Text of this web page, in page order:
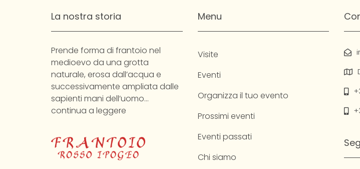
La nostra storia
Prende forma di frantoio nel
medioevo da una grotta
naturale, erosa dall’acqua e
successivamente ampliata dalle
sapienti mani dell’uomo…
continua a leggere
Menu
Visite
Eventi
Organizza il tuo evento
Prossimi eventi
Eventi passati
Chi siamo